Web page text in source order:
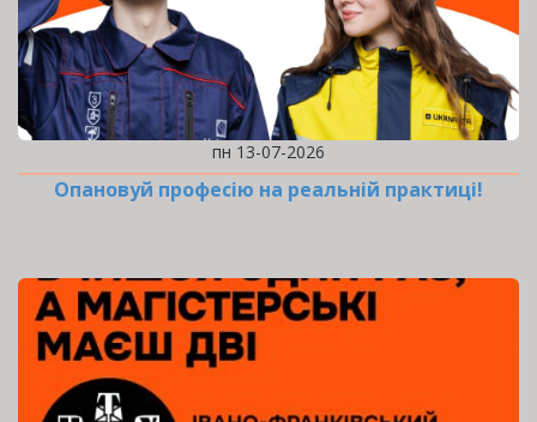
пн 13-07-2026
Опановуй професію на реальній практиці!